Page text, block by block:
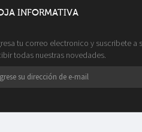
INFORMATIVA
tu correo electronico y suscribete a
todas nuestras novedades.